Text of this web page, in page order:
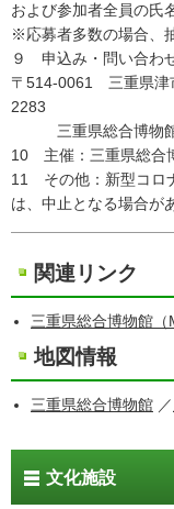
および参加者全員の氏
※応募者多数の場合、
９ 申込み・問い合わ
〒514-0061 三重県津
2283
三重県総合博物館
10 主催：三重県総合
11 その他：新型コロ
は、中止となる場合が
関連リンク
三重県総合博物館（
地図情報
三重県総合博物館 ／
文化施設